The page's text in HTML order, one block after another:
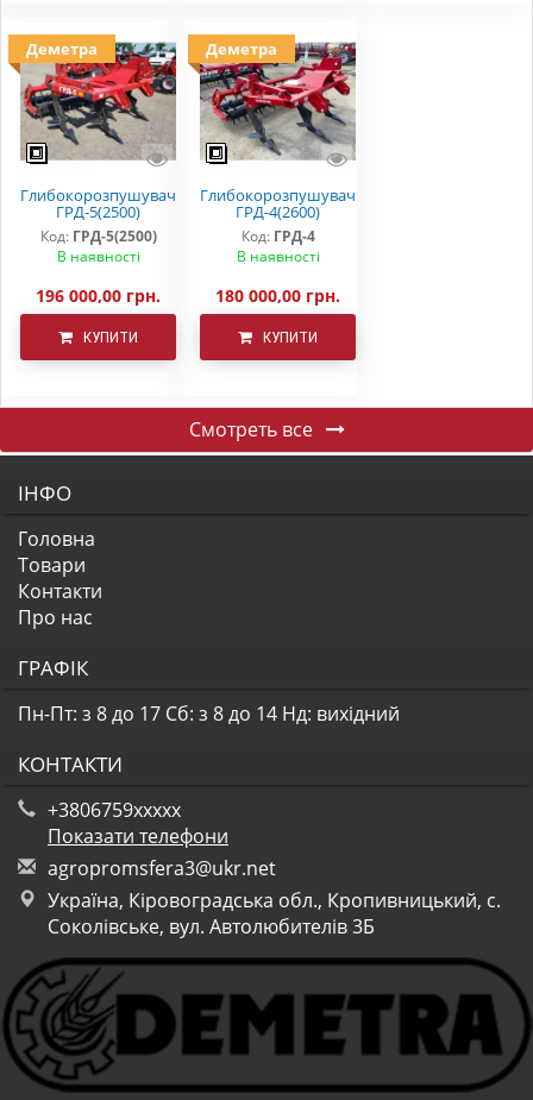
Деметра
Глибокорозпушувач
ГРД-5(2500)
Код: ГРД-5(2500)
В наявності
196 000,00 грн.
КУПИТИ
Деметра
Глибокорозпушувач
ГРД-4(2600)
Код: ГРД-4
В наявності
180 000,00 грн.
КУПИТИ
Смотреть все
ІНФО
Головна
Товари
Контакти
Про нас
ГРАФІК
Пн-Пт: з 8 до 17 Сб: з 8 до 14 Нд: вихідний
КОНТАКТИ
+3806759xxxxx
Показати телефони
agropromsfera3@ukr.net
Україна, Кіровоградська обл., Кропивницький, с.
Соколівське, вул. Автолюбителів 3Б